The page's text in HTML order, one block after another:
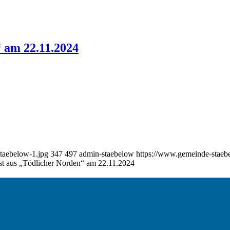
22.11.2024
1.jpg 347 497 admin-staebelow https://www.gemeinde-
„Tödlicher Norden“ am 22.11.2024